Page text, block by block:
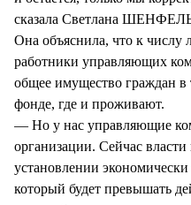
сказала Светлана
Она объяснила, что к числу
работники управляющих
общее имущество граждан
фонде, где и проживают.
— Но у нас управляющие
организации. Сейчас
установлении
который будет превышать